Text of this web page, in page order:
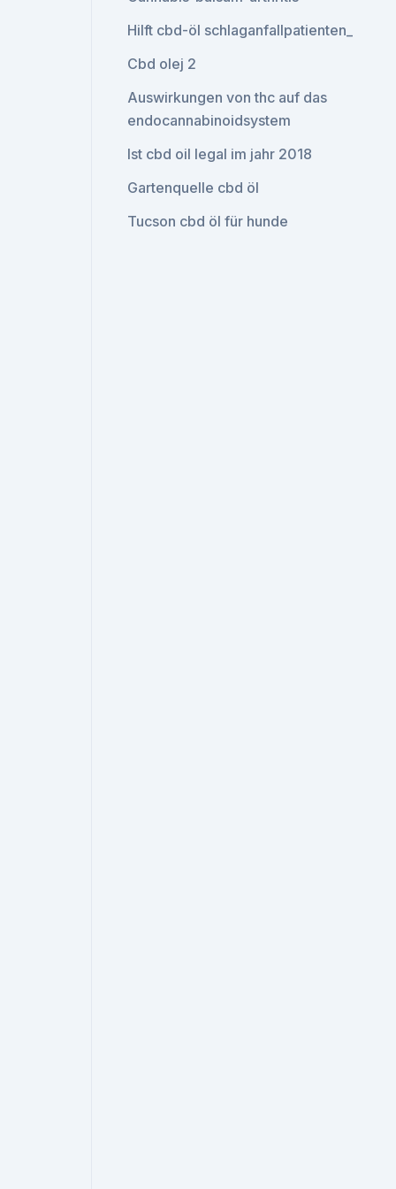
Hilft cbd-öl schlaganfallpatienten_
Cbd olej 2
Auswirkungen von thc auf das
endocannabinoidsystem
Ist cbd oil legal im jahr 2018
Gartenquelle cbd öl
Tucson cbd öl für hunde